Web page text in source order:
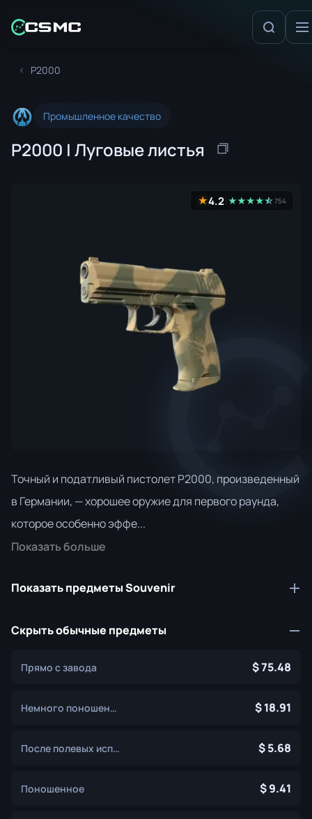
P2000
Промышленное качество
P2000 | Луговые листья
★4.2 ★★★★★
☆754
Точный и податливый пистолет P2000, произведенный
в Германии, — хорошее оружие для первого раунда,
которое особенно эффе...
Показать больше
Показать предметы Souvenir
Скрыть обычные предметы
Прямо с завода 75.48
Немного поношенное 18.91
После полевых испытаний 5.68
Поношенное 9.41